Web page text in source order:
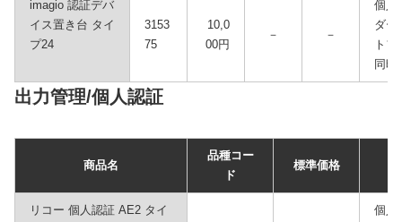
imagio 認証デバ
イス置き台 タイ
プ24
3153
75
10,0
00円
－ －
個人
ダー
ト
同時
出力管理/個人認証
商品名
品種コー
ド
標準価格
リコー 個人認証 AE2 タイ
個人